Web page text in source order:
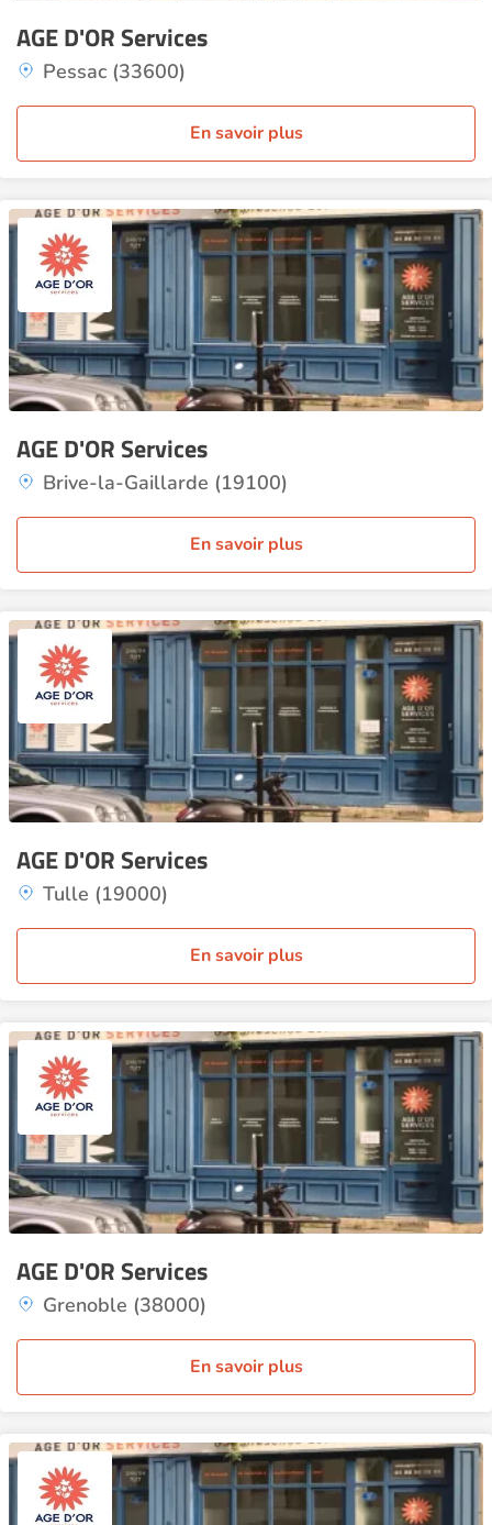
AGE D'OR Services
Pessac (33600)
En savoir plus
AGE D'OR Services
Brive-la-Gaillarde (19100)
En savoir plus
AGE D'OR Services
Tulle (19000)
En savoir plus
AGE D'OR Services
Grenoble (38000)
En savoir plus